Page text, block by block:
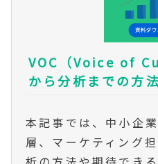
VOC（Voice of
から分析までの方
本記事では、中小企
層、マーケティング